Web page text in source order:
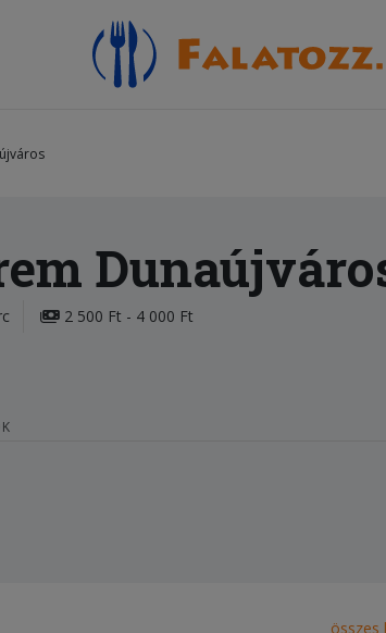
2 500 Ft - 4 000 Ft
összes